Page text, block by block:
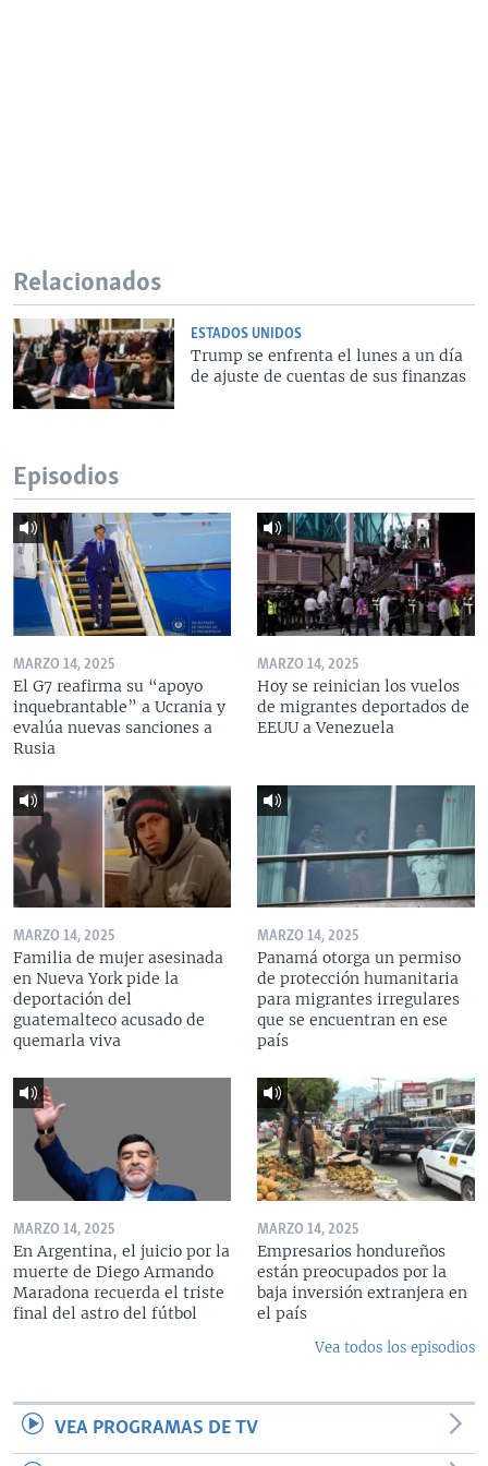
Relacionados
ESTADOS UNIDOS
Trump se enfrenta el lunes a un día
de ajuste de cuentas de sus finanzas
Episodios
MARZO 14, 2025
El G7 reafirma su “apoyo
inquebrantable” a Ucrania y
evalúa nuevas sanciones a
Rusia
MARZO 14, 2025
Hoy se reinician los vuelos
de migrantes deportados de
EEUU a Venezuela
MARZO 14, 2025
Familia de mujer asesinada
en Nueva York pide la
deportación del
guatemalteco acusado de
quemarla viva
MARZO 14, 2025
Panamá otorga un permiso
de protección humanitaria
para migrantes irregulares
que se encuentran en ese
país
MARZO 14, 2025
En Argentina, el juicio por la
muerte de Diego Armando
Maradona recuerda el triste
final del astro del fútbol
MARZO 14, 2025
Empresarios hondureños
están preocupados por la
baja inversión extranjera en
el país
Vea todos los episodios
VEA PROGRAMAS DE TV